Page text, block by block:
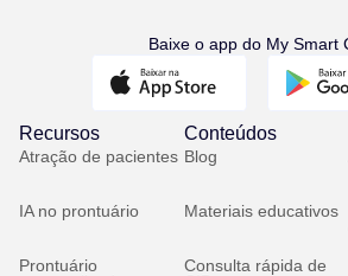
Baixe o app do My Smart
Recursos
Atração de pacientes
IA no prontuário
Prontuário
Conteúdos
Blog
Materiais educativos
Consulta rápida de